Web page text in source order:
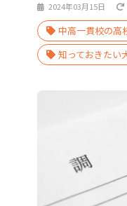
2024年03月15日
中高一貫校の高
知っておきたい